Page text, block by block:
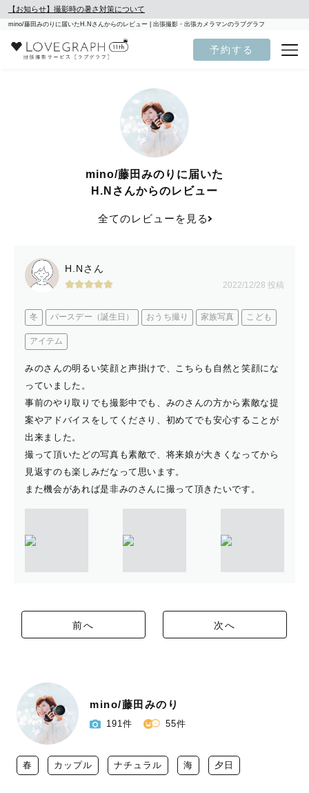
【お知らせ】撮影時の暑さ対策について
mino/藤田みのりに届いたH.Nさんからのレビュー | 出張撮影・出張カメラマンのラブグラフ
予約する
mino/藤田みのりに届いた
H.Nさんからのレビュー
全てのレビューを見る
H.Nさん
2022/12/28 投稿
冬 バースデー（誕生日） おうち撮り 家族写真 こども
アイテム
みのさんの明るい笑顔と声掛けで、こちらも自然と笑顔にな
っていました。
事前のやり取りでも撮影中でも、みのさんの方から素敵な提
案やアドバイスをしてくださり、初めてでも安心することが
出来ました。
撮って頂いたどの写真も素敵で、将来娘が大きくなってから
見返すのも楽しみだなって思います。
また機会があれば是非みのさんに撮って頂きたいです。
前へ 次へ
mino/藤田みのり
191件 55件
春 カップル ナチュラル 海 夕日